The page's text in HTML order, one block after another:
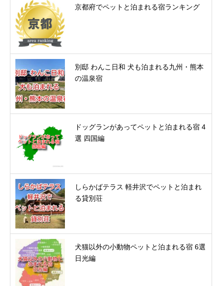
京都府でペットと泊まれる宿ランキング
別邸 わんこ日和 犬も泊まれる九州・熊本
の温泉宿
ドッグランがあってペットと泊まれる宿 4
選 四国編
しらかばテラス 軽井沢でペットと泊まれ
る貸別荘
犬猫以外の小動物ペットと泊まれる宿 6選
日光編